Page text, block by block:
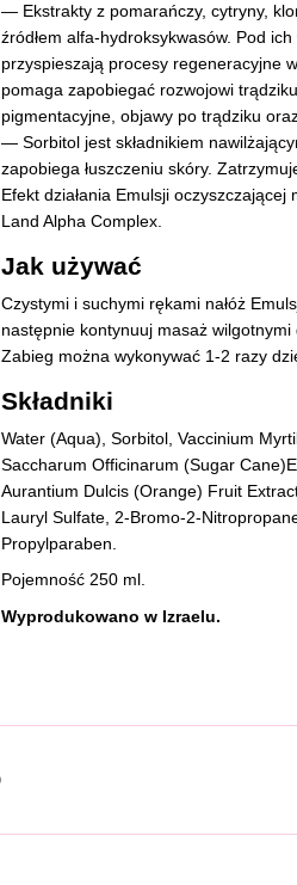
— Ekstrakty z pomarańczy, cytryny,
źródłem alfa-hydroksykwasów. Pod ich
przyspieszają procesy regeneracyjne
pomaga zapobiegać rozwojowi
pigmentacyjne, objawy po trądziku
— Sorbitol jest składnikiem
zapobiega łuszczeniu skóry.
Efekt działania Emulsji
Land Alpha Complex.
Jak używać
Czystymi i suchymi rękami nałóż
następnie kontynuuj masaż
Zabieg można wykonywać 1-2 razy
Składniki
Water (Aqua), Sorbitol, Vaccinium
Saccharum Officinarum (Sugar
Aurantium Dulcis (Orange) Fruit
Lauryl Sulfate, 2-Bromo-2-
Propylparaben.
Pojemność 250 ml.
Wyprodukowano w Izraelu.